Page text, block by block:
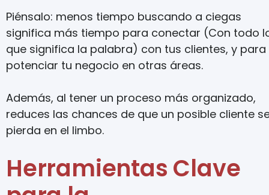
Piénsalo: menos tiempo buscando a ciegas
significa más tiempo para conectar (Con todo
que significa la palabra) con tus clientes, y para
potenciar tu negocio en otras áreas.
Además, al tener un proceso más organizado,
reduces las chances de que un posible cliente
pierda en el limbo.
Herramientas Clave